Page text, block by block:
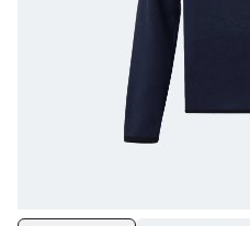
Ouvrir